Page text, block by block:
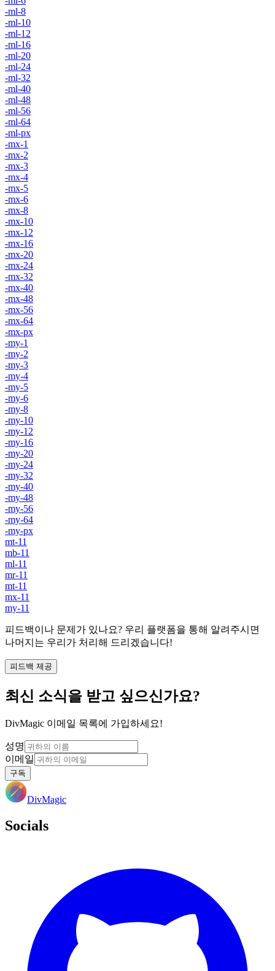
-ml-8
-ml-10
-ml-12
-ml-16
-ml-20
-ml-24
-ml-32
-ml-40
-ml-48
-ml-56
-ml-64
-ml-px
-mx-1
-mx-2
-mx-3
-mx-4
-mx-5
-mx-6
-mx-8
-mx-10
-mx-12
-mx-16
-mx-20
-mx-24
-mx-32
-mx-40
-mx-48
-mx-56
-mx-64
-mx-px
-my-1
-my-2
-my-3
-my-4
-my-5
-my-6
-my-8
-my-10
-my-12
-my-16
-my-20
-my-24
-my-32
-my-40
-my-48
-my-56
-my-64
-my-px
mt-11
mb-11
ml-11
mr-11
mt-11
mx-11
my-11
피드백이나 문제가 있나요? 우리 플랫폼을 통해 알려주시면
나머지는 우리가 처리해 드리겠습니다!
피드백 제공
최신 소식을 받고 싶으신가요?
DivMagic 이메일 목록에 가입하세요!
성명
이메일
구독
DivMagic
Socials